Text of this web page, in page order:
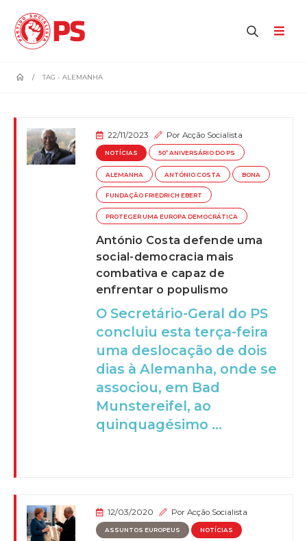
TAG - ALEMANHA
22/11/2023 PorAcção Socialista
NOTÍCIAS 50º ANIVERSÁRIO DO PS
ALEMANHA ANTÓNIO COSTA BONA
FUNDAÇÃO FRIEDRICH EBERT
PROTEGER UMA EUROPA DEMOCRÁTICA
António Costa defende uma
social-democracia mais
combativa e capaz de
enfrentar o populismo
O Secretário-Geral do PS
concluiu esta terça-feira
uma deslocação de dois
dias à Alemanha, onde se
associou, em Bad
Munstereifel, ao
quinquagésimo ...
12/03/2020 PorAcção Socialista
ASSUNTOS EUROPEUS NOTÍCIAS